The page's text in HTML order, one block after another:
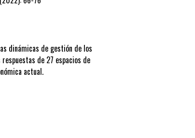
dinámicas de gestión de los
de 27 espacios de
actual.